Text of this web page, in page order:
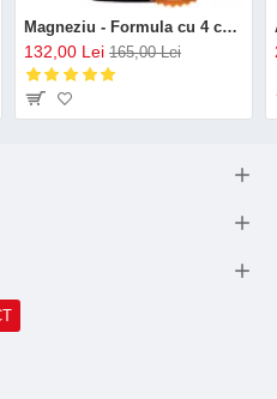
Magneziu - Formula cu 4 chelați (120 capsule), Neutrient
132,00 Lei 165,00 Lei